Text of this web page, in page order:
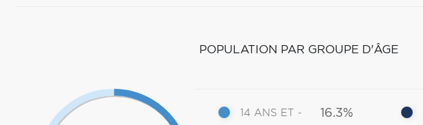
POPULATION PAR GROUPE D'ÂGE
14 ANS ET - 16.3%